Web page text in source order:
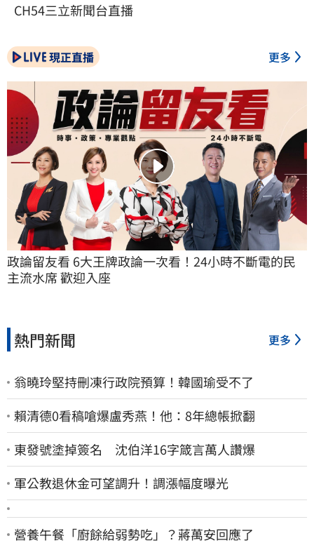
CH54三立新聞台直播
現正直播 更多
政論留友看 6大王牌政論一次看！24小時不斷電的民
主流水席 歡迎入座
熱門新聞 更多
翁曉玲堅持刪凍行政院預算！韓國瑜受不了
賴清德0看稿嗆爆盧秀燕！他：8年總帳掀翻
東發號塗掉簽名 沈伯洋16字箴言萬人讚爆
軍公教退休金可望調升！調漲幅度曝光
營養午餐「廚餘給弱勢吃」？蔣萬安回應了